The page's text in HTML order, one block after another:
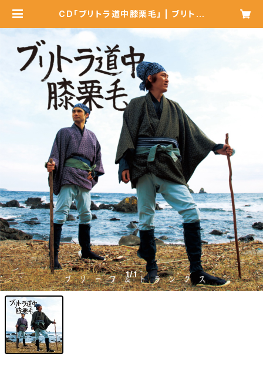
CD「ブリトラ道中膝栗毛」 | ブリトラ
1/1